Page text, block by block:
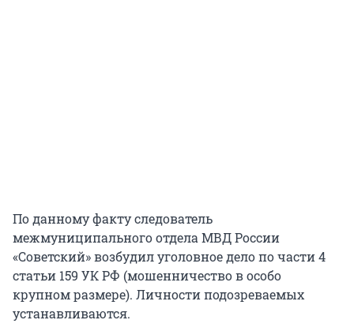
По данному факту следователь
межмуниципального отдела МВД России
«Советский» возбудил уголовное дело по части 4
статьи 159 УК РФ (мошенничество в особо
крупном размере). Личности подозреваемых
устанавливаются.